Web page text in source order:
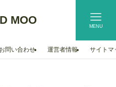
MOO MENU
お問い合わせ 運営者情報 サイトマ